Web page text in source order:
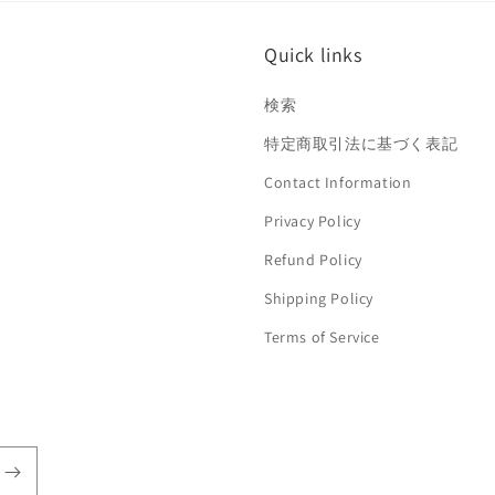
Quick links
検索
特定商取引法に基づく表記
Contact Information
Privacy Policy
Refund Policy
Shipping Policy
Terms of Service